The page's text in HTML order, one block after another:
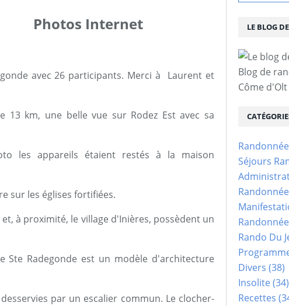
avec 26 participants. Merci à Laurent et
13 km, une belle vue sur Rodez Est avec sa
les appareils étaient restés à la maison
sur les églises fortifiées.
à proximité, le village d'Inières, possèdent un
Ste Radegonde est un modèle d'architecture
par un escalier commun. Le clocher-
LE BLOG
Blog de
Côme
Séjours
Rando Du
Divers (38)
Insolite(34)
Recettes